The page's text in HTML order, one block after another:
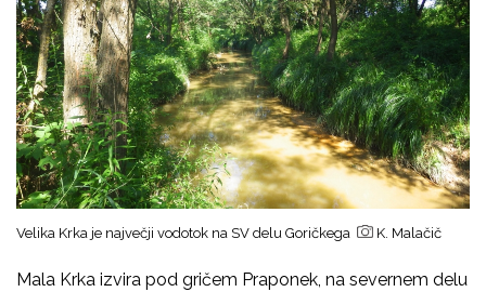
Velika Krka je največji vodotok na SV delu Goričkega K. Malačič
Mala Krka izvira pod gričem Praponek, na severnem delu